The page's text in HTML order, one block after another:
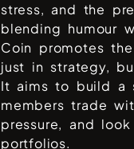
stress, and the
blending humour
Coin promotes
just in strategy,
It aims to build a
members trade
pressure, and
portfolios.